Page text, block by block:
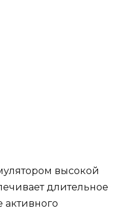
высокой
длительное